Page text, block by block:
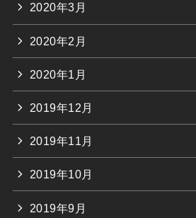
2020年3月
2020年2月
2020年1月
2019年12月
2019年11月
2019年10月
2019年9月